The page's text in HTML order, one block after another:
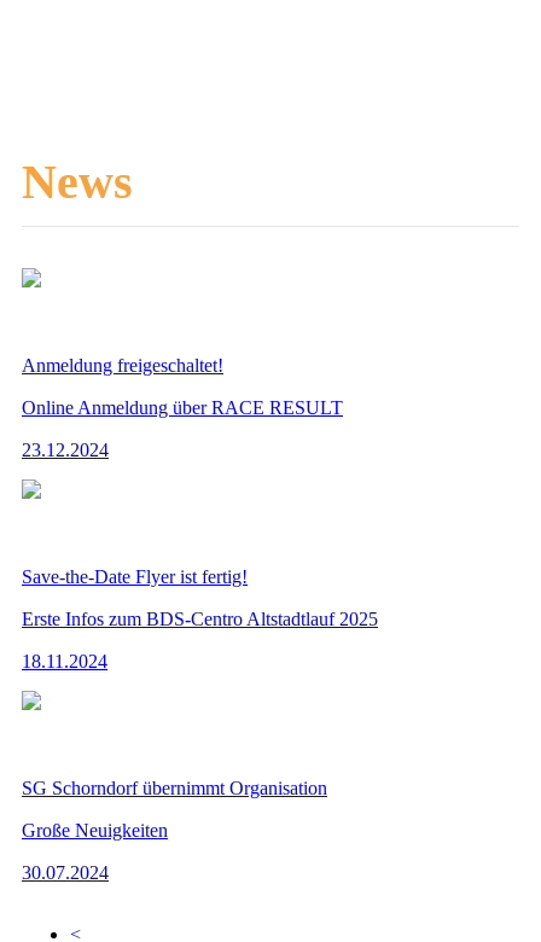
News
Anmeldung freigeschaltet!
Online Anmeldung über RACE RESULT
23.12.2024
Save-the-Date Flyer ist fertig!
Erste Infos zum BDS-Centro Altstadtlauf 2025
18.11.2024
SG Schorndorf übernimmt Organisation
Große Neuigkeiten
30.07.2024
<